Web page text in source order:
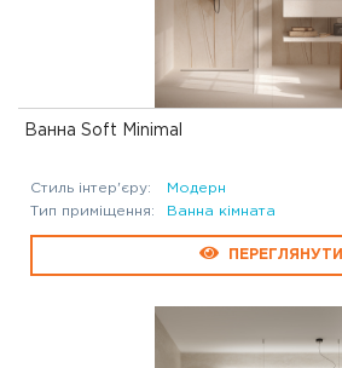
Ванна Soft Minimal
Стиль інтер'єру:
Модерн
Тип приміщення:
Ванна кімната
ПЕРЕГЛЯНУТИ